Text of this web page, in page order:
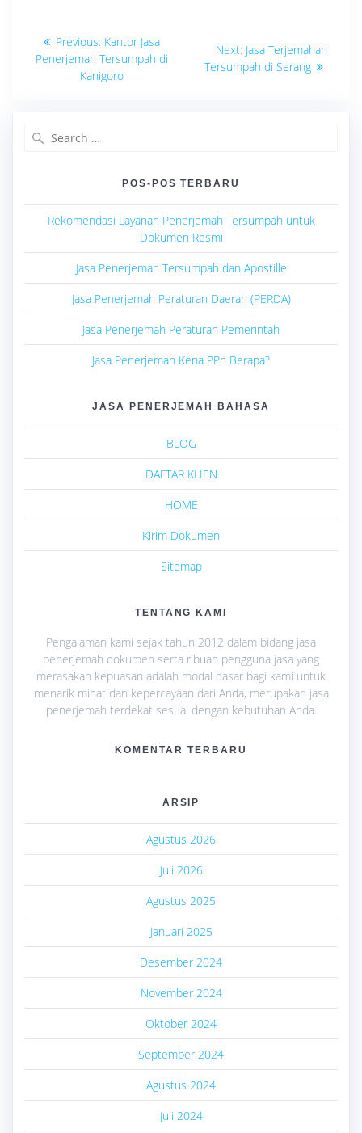
Navigasi
pos
Previous: Previous
post:
Kantor Jasa
Penerjemah Tersumpah di
Kanigoro
Next: Next
post:
Jasa Terjemahan
Tersumpah di Serang
POS-POS TERBARU
Rekomendasi Layanan Penerjemah Tersumpah untuk
Dokumen Resmi
Jasa Penerjemah Tersumpah dan Apostille
Jasa Penerjemah Peraturan Daerah (PERDA)
Jasa Penerjemah Peraturan Pemerintah
Jasa Penerjemah Kena PPh Berapa?
JASA PENERJEMAH BAHASA
BLOG
DAFTAR KLIEN
HOME
Kirim Dokumen
Sitemap
TENTANG KAMI
Pengalaman kami sejak tahun 2012 dalam bidang jasa
penerjemah dokumen serta ribuan pengguna jasa yang
merasakan kepuasan adalah modal dasar bagi kami untuk
menarik minat dan kepercayaan dari Anda, merupakan jasa
penerjemah terdekat sesuai dengan kebutuhan Anda.
KOMENTAR TERBARU
ARSIP
Agustus 2026
Juli 2026
Agustus 2025
Januari 2025
Desember 2024
November 2024
Oktober 2024
September 2024
Agustus 2024
Juli 2024